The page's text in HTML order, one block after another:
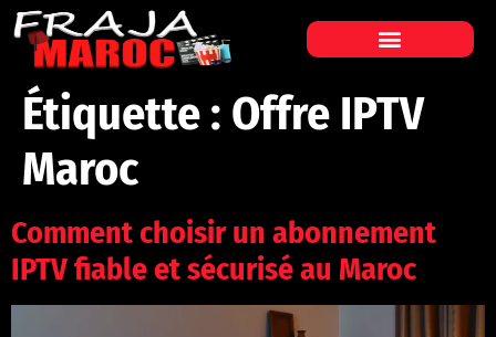
Étiquette : Offre IPTV
Maroc
Comment choisir un abonnement
IPTV fiable et sécurisé au Maroc